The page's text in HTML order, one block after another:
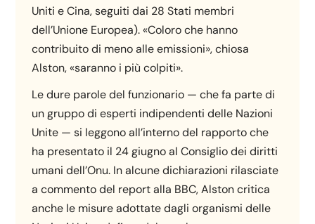
Uniti e Cina, seguiti dai 28 Stati membri
dell’Unione Europea). «Coloro che hanno
contribuito di meno alle emissioni», chiosa
Alston, «saranno i più colpiti».
Le dure parole del funzionario — che fa parte di
un gruppo di esperti indipendenti delle Nazioni
Unite — si leggono all’interno del rapporto che
ha presentato il 24 giugno al Consiglio dei diritti
umani dell’Onu. In alcune dichiarazioni rilasciate
a commento del report alla BBC, Alston critica
anche le misure adottate dagli organismi delle